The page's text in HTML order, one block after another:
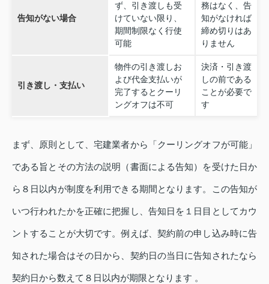
告知がない場合
ず、引き渡しも受
けていない限り、
期間制限なく行使
可能
務はなく、告
知がなければ
締め切りはあ
りません
引き渡し・支払い
物件の引き渡しお
よび代金支払いが
完了するとクーリ
ングオフは不可
決済・引き渡
しの前である
ことが必要で
す
まず、原則として、宅建業者から「クーリングオフが可能」
である旨とその方法の説明（書面による告知）を受けた日か
ら８日以内が制度を利用できる期間となります。この告知が
いつ行われたかを正確に把握し、告知日を１日目としてカウ
ントすることが大切です。例えば、契約前の申し込み時に告
知された場合はその日から、契約日の当日に告知されたなら
契約日から数えて８日以内が期限となります 。